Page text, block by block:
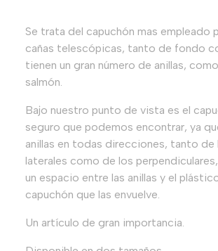
Se trata del capuchón mas empleado
cañas telescópicas, tanto de fondo
tienen un gran número de anillas,
salmón.
Bajo nuestro punto de vista es el
seguro que podemos encontrar, ya
anillas en todas direcciones, tanto de
laterales como de los
un espacio entre las anillas y el
capuchón que las envuelve.
Un artículo de gran importancia.